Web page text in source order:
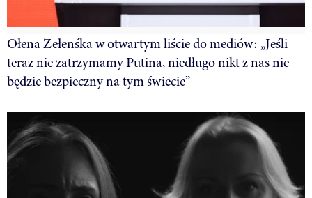
Ołena Zełenśka w otwartym liście do mediów: „Jeśli
teraz nie zatrzymamy Putina, niedługo nikt z nas nie
będzie bezpieczny na tym świecie”